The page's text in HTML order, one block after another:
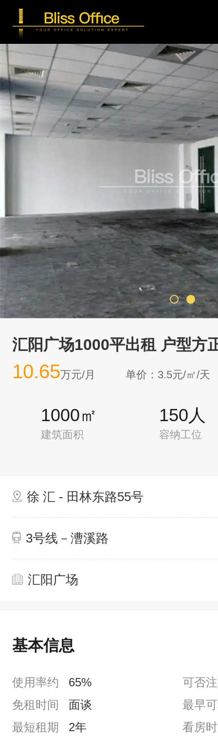
汇阳广场1000平出租 户型方
10.65万元/月 单价：3.5元/㎡/天
1000㎡
建筑面积
150人
容纳工位
徐 汇 - 田林东路55号
3号线－漕溪路
汇阳广场
基本信息
使用率约 65%
可否
免租时间
面谈
最早
最短租期
2年
看房